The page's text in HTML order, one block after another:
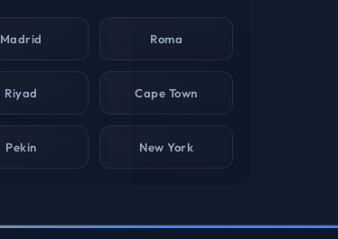
Madrid Roma
Riyad Cape Town
Pekin New York